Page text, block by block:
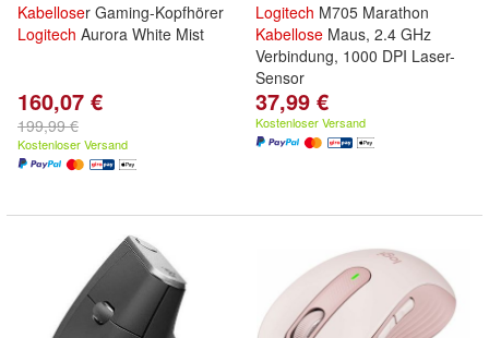
Kabelloser Gaming-Kopfhörer
Logitech Aurora White Mist
160,07 €
199,99 €
Kostenloser Versand
Logitech M705 Marathon
Kabellose Maus, 2.4 GHz
Verbindung, 1000 DPI Laser-
Sensor
37,99 €
Kostenloser Versand